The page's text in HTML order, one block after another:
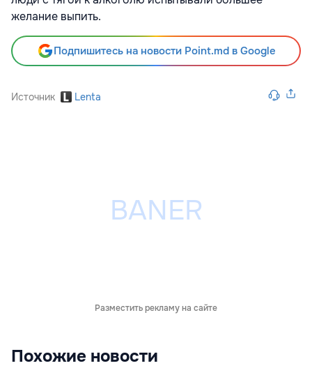
желание выпить.
Подпишитесь на новости Point.md в Google
Источник Lenta
Разместить рекламу на сайте
Похожие новости